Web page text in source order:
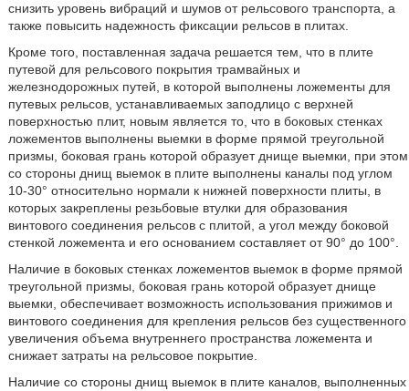
снизить уровень вибраций и шумов от рельсового транспорта, а
также повысить надежность фиксации рельсов в плитах.
Кроме того, поставленная задача решается тем, что в плите
путевой для рельсового покрытия трамвайных и
железнодорожных путей, в которой выполнены ложементы для
путевых рельсов, устанавливаемых заподлицо с верхней
поверхностью плит, новым является то, что в боковых стенках
ложементов выполнены выемки в форме прямой треугольной
призмы, боковая грань которой образует днище выемки, при этом
со стороны днищ выемок в плите выполнены каналы под углом
10-30° относительно нормали к нижней поверхности плиты, в
которых закреплены резьбовые втулки для образования
винтового соединения рельсов с плитой, а угол между боковой
стенкой ложемента и его основанием составляет от 90° до 100°.
Наличие в боковых стенках ложементов выемок в форме прямой
треугольной призмы, боковая грань которой образует днище
выемки, обеспечивает возможность использования прижимов и
винтового соединения для крепления рельсов без существенного
увеличения объема внутреннего пространства ложемента и
снижает затраты на рельсовое покрытие.
Наличие со стороны днищ выемок в плите каналов, выполненных